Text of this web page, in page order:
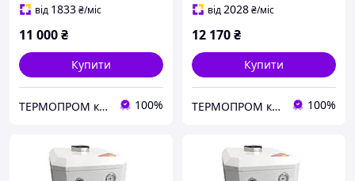
газ)від 1833₴/міс
11 000₴
Купити
TEPMOПРОМ крамниця та інтернет продажі 100%
газ)від2028₴/міс
12 170₴
Купити
TEPMOПРОМ крамниця та інтернет продажі 100%